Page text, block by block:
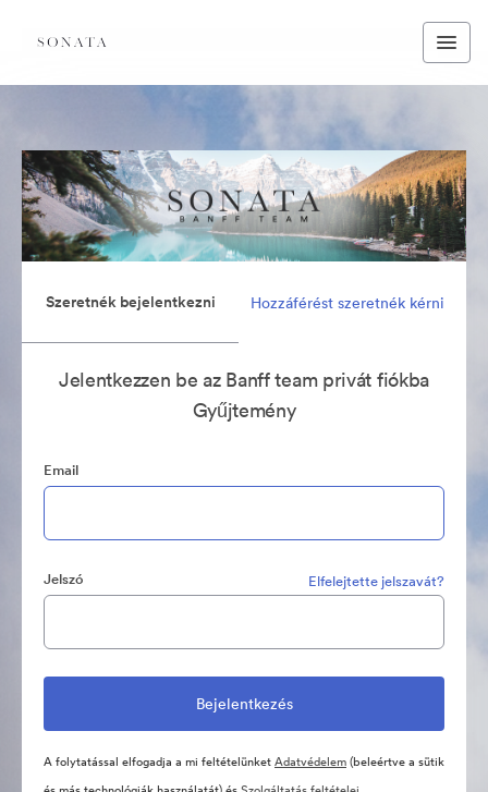
Szeretnék bejelentkezni Hozzáférést szeretnék kérni
Jelentkezzen be az Banff team privát fiókba
Gyűjtemény
Email
Jelszó Elfelejtette jelszavát?
A folytatással elfogadja a mi feltételünketAdatvédelem(beleértve a sütik